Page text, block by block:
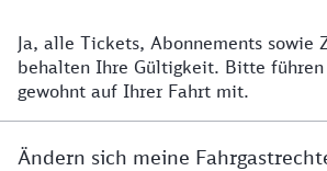
Details zur Zeitkarte
Ja, alle Tickets, Abonnements sowie
behalten Ihre Gültigkeit. Bitte
gewohnt auf Ihrer Fahrt mit.
Ändern sich meine